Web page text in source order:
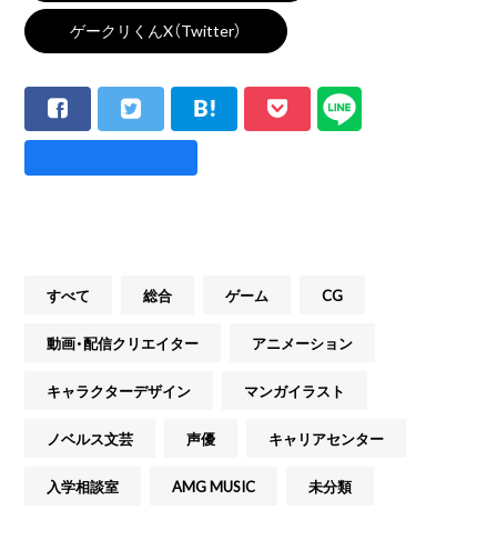
ゲークリくんX（Twitter）
すべて 総合 ゲーム CG
動画・配信クリエイター アニメーション
キャラクターデザイン マンガイラスト
ノベルス文芸 声優 キャリアセンター
入学相談室 AMG MUSIC 未分類